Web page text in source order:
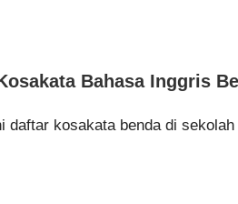
Bahasa Inggris
daftar kosakata benda di